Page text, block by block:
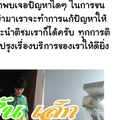
บเจอปัญหาใดๆ ในการขน
มาเราจะทำการแก้ปัญหาให้
ำติชมเราก็ได้ครับ ทุกการติ
รุงเรื่องบริการของเราให้ดียิ่ง